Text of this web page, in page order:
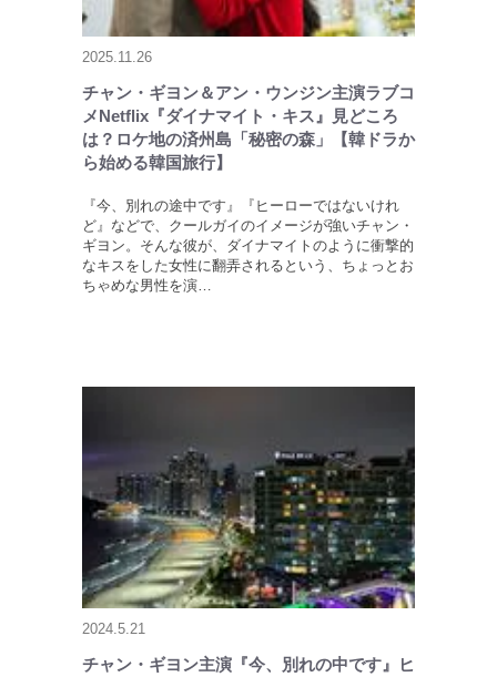
2025.11.26
チャン・ギヨン＆アン・ウンジン主演ラブコ
メNetflix『ダイナマイト・キス』見どころ
は？ロケ地の済州島「秘密の森」【韓ドラか
ら始める韓国旅行】
『今、別れの途中です』『ヒーローではないけれ
ど』などで、クールガイのイメージが強いチャン・
ギヨン。そんな彼が、ダイナマイトのように衝撃的
なキスをした女性に翻弄されるという、ちょっとお
ちゃめな男性を演…
2024.5.21
チャン・ギヨン主演『今、別れの中です』ヒ